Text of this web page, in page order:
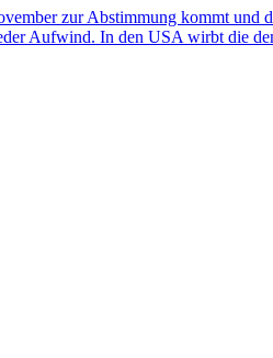
zur Abstimmung kommt
Aufwind. In den USA wirbt die